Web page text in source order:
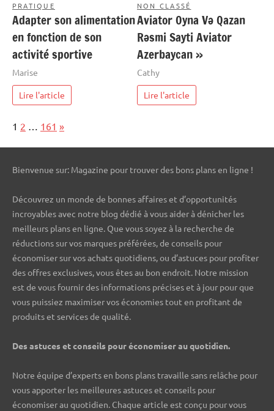
PRATIQUE
Adapter son alimentation
en fonction de son
activité sportive
Marise
Lire l'article
NON CLASSÉ
Aviator Oyna Və Qazan
Rəsmi Sayti Aviator
Azerbaycan »
Cathy
Lire l'article
Page:
1 2 161 Next
»
Bienvenue sur: Magazine pour trouver des bons plans en ligne !
Découvrez un monde de bonnes affaires et d’opportunités
incroyables avec notre blog dédié à vous aider à dénicher les
meilleurs plans en ligne. Que vous soyez à la recherche de
réductions sur vos marques préférées, de conseils pour
économiser sur vos achats quotidiens, ou d’astuces pour profiter
des offres exclusives, vous êtes au bon endroit. Notre mission
est de vous fournir des informations précises et à jour pour que
vous puissiez maximiser vos économies tout en profitant de
produits et services de qualité.
Des astuces et conseils pour économiser au quotidien.
Notre équipe d’experts en bons plans travaille sans relâche pour
vous apporter les meilleures astuces et conseils pour
économiser au quotidien. Chaque article est conçu pour vous